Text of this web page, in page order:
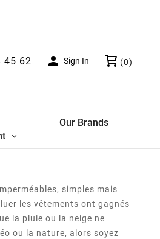
45 62  Sign In (0)
Our Brands
simples mais
les vêtements ont gagnés
la pluie ou la neige ne
ou la nature, alors soyez